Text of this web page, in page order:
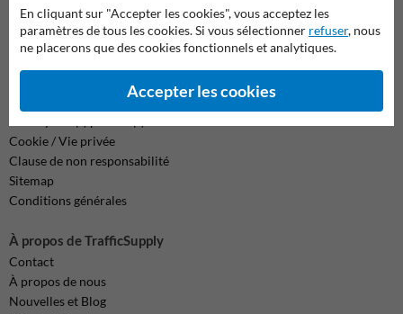
Toutes nos coordonnées
Cookie / Vie privée
Clause de non responsabilité
Sitemap
Conditions générales
À propos de TrafficSupply
Contact
À propos de nous
Nouvelles et Blog
En cliquant sur "Accepter les cookies", vous acceptez les
paramètres de tous les cookies. Si vous sélectionner refuser, nous
ne placerons que des cookies fonctionnels et analytiques.
Accepter les cookies